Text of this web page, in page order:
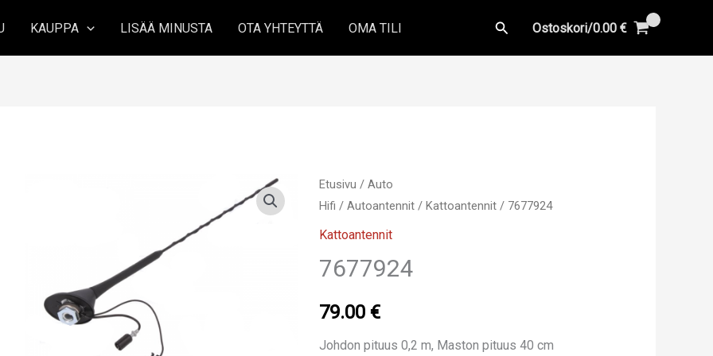
KAUPPA LISÄÄ MINUSTA OTA YHTEYTTÄ OMA TILI Hae Ostoskori/0.00 €
Etusivu /Auto
Hifi /Autoantennit / Kattoantennit / 7677924
Kattoantennit
7677924
79.00€
Johdon pituus 0,2 m, Maston pituus 40 cm